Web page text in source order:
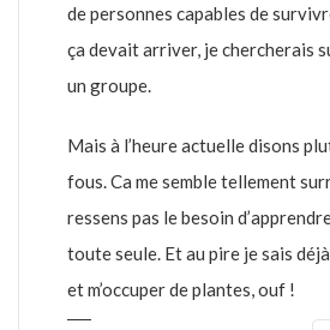
de personnes capables de
ça devait arriver, je chercherais
un groupe.
Mais à l’heure actuelle disons
fous. Ca me semble tellement
ressens pas le besoin
toute seule. Et au pire je sais
et m’occuper de plantes, ouf !